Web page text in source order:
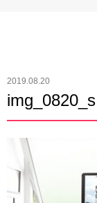
2019.08.20
img_0820_s